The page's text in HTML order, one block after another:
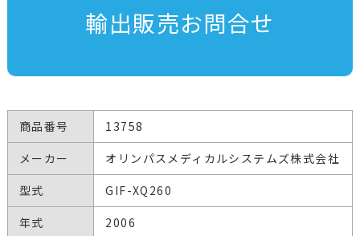
輸出販売お問合せ
商品番号
13758
メーカー
オリンパスメディカルシステムズ株式会社
型式
GIF-XQ260
年式
2006